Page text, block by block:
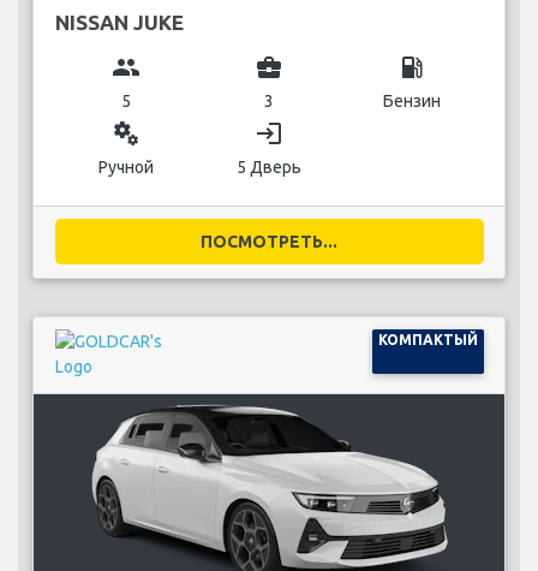
NISSAN JUKE
group
5
business_center
3
local_gas_station
Бензин
miscellaneous_services
Ручной
login
5 Дверь
ПОСМОТРЕТЬ...
КОМПАКТЫЙ